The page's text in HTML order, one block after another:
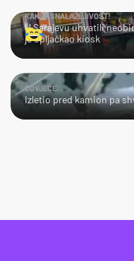
KAKVA SNALAŽLJIVOST!
U Sarajevu uhvatili
je opljačkao kiosk
ČOVJEČE...
Izletio pred kamion pa